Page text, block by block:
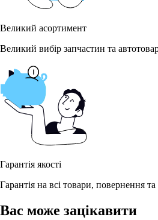
Великий асортимент
Великий вибір запчастин та
Гарантія якості
Гарантія на всі товари, повернення та
Вас може зацікавити